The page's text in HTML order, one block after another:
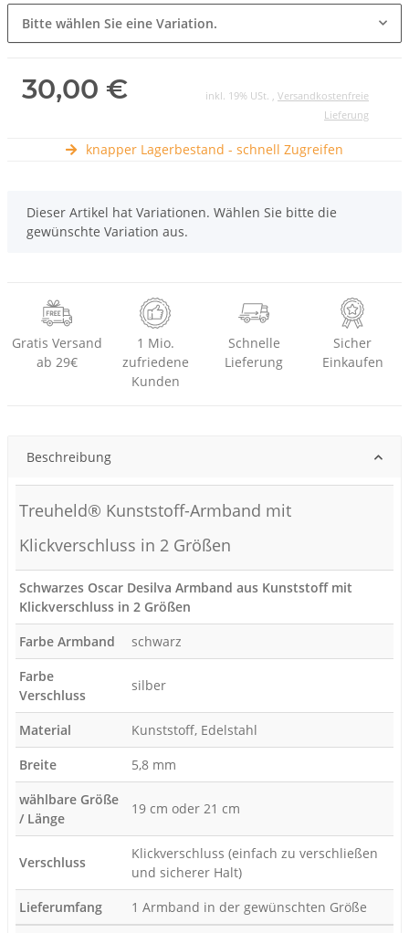
Bitte wählen Sie eine Variation.
30,00 € inkl. 19% USt. , Versandkostenfreie
Lieferung
knapper Lagerbestand - schnell Zugreifen
x
Dieser Artikel hat Variationen. Wählen Sie bitte die
gewünschte Variation aus.
Gratis Versand
ab 29€
1 Mio.
zufriedene
Kunden
Schnelle
Lieferung
Sicher
Einkaufen
Beschreibung
Treuheld® Kunststoff-Armband mit
Klickverschluss in 2 Größen
Schwarzes Oscar Desilva Armband aus Kunststoff mit
Klickverschluss in 2 Größen
Farbe Armband
schwarz
Farbe
Verschluss
silber
Material
Kunststoff, Edelstahl
Breite
5,8 mm
wählbare Größe
/ Länge
19 cm oder 21 cm
Verschluss
Klickverschluss (einfach zu verschließen
und sicherer Halt)
Lieferumfang
1 Armband in der gewünschten Größe